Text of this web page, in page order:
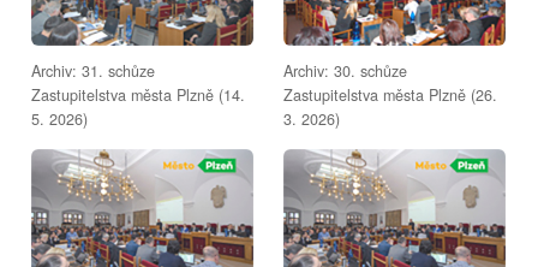
Archiv: 31. schůze
Zastupitelstva města Plzně (14.
5. 2026)
Archiv: 30. schůze
Zastupitelstva města Plzně (26.
3. 2026)